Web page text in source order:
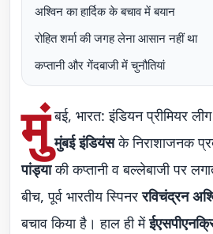
अश्विन का हार्दिक के बचाव में बयान
रोहित शर्मा की जगह लेना आसान नहीं था
कप्तानी और गेंदबाजी में चुनौतियां
मुं बई, भारत: इंडियन प्रीमियर
मुंबई इंडियंसके निराशाजनक
पांड्याकी कप्तानी व बल्लेबाजी पर
बीच, पूर्व भारतीय स्पिनररविचंद्रन
बचाव किया है। हाल ही में